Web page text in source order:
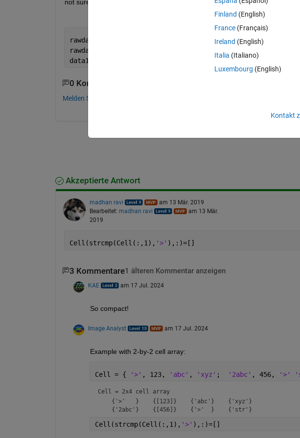
not sure where the error is. Thanks for any help.
rawdata = textscan(fid, 'HeaderLines', 7);
rawdata = [rawdata{:}];
data1 = rawdata(cellfun(@(s)isempty(regexp(s,'>'
0 Kommentare
Melden Sie sich an, um zu kommentieren.
Akzeptierte Antwort
madhan ravi
am 13 Mär. 2019
Bearbeitet: madhan ravi
am 13 Mär.
2019
Cell(strcmp(Cell(:,1), '>' ),:)=[]
3 Kommentare1 älteren Kommentar anzeigen
KAE am 17 Jul. 2024
So compact!
Image Analyst am 17 Jul. 2024
Example with 2-by-2 cell array:
Cell = { '>' , 123, 'abc' , 'xyz' ; '2abc' , 456, '>'
Cell = 2x4 cell array
    {'>'   }    {[123]}    {'abc'}    {'xyz'}
Cell(strcmp(Cell(:,1), '>' ),:)=[]
Finland (English)
France (Français)
Ireland (English)
Italia (Italiano)
Luxembourg (English)
Kontakt